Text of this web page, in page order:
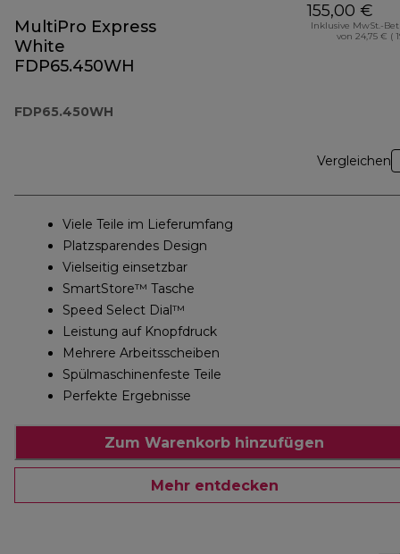
MultiPro Express
White
FDP65.450WH
FDP65.450WH
155,00 €
Inklusive MwSt.-
von 24,75 € (
Vergleichen
Viele Teile im Lieferumfang
Platzsparendes Design
Vielseitig einsetzbar
SmartStore™ Tasche
Speed Select Dial™
Leistung auf Knopfdruck
Mehrere Arbeitsscheiben
Spülmaschinenfeste Teile
Perfekte Ergebnisse
Zum Warenkorb hinzufügen
Mehr entdecken